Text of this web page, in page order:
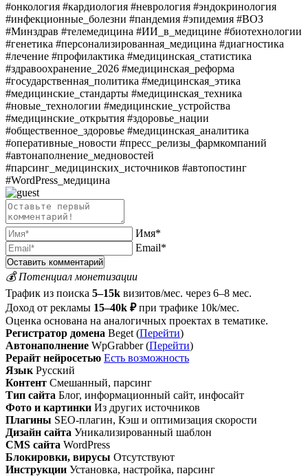
#онкология #кардиология #неврология #эндокринология
#инфекционные_болезни #пандемия #эпидемия #ВОЗ
#Минздрав #телемедицина #ИИ_в_медицине #биотехнологии
#генетика #персонализированная_медицина #диагностика
#лечение #профилактика #медицинская_статистика
#здравоохранение_2026 #медицинская_реформа
#государственная_политика #медицинская_этика
#медицинские_стандарты #медицинская_техника
#новые_технологии #медицинские_устройства
#медицинские_открытия #здоровье_нации
#общественное_здоровье #медицинская_аналитика
#оперативные_новости #пресс_релизы_фармкомпаний
#автонаполнение_медновостей
#парсинг_медицинских_источников #автопостинг
#WordPress_медицина
Имя*
Email*
💰 Потенциал монетизации
Трафик из поиска 5–15k визитов/мес. через 6–8 мес.
Доход от рекламы 15–40k ₽ при трафике 10k/мес.
Оценка основана на аналогичных проектах в тематике.
Регистратор домена Beget (Перейти)
Автонаполнение WpGrabber (Перейти)
Рерайт нейросетью Есть возможность
Язык Русский
Контент Смешанный, парсинг
Тип сайта Блог, информационный сайт, инфосайт
Фото и картинки Из других источников
Плагины SEO-плагин, Кэш и оптимизация скорости
Дизайн сайта Уникализированный шаблон
CMS сайта WordPress
Блокировки, вирусы Отсутствуют
Инструкции Установка, настройка, парсинг